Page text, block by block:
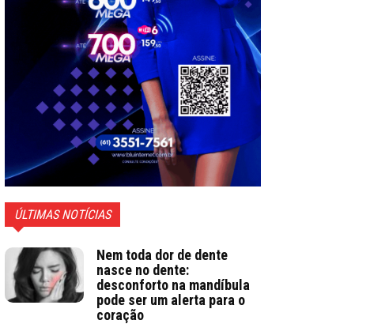
ÚLTIMAS NOTÍCIAS
Nem toda dor de dente
nasce no dente:
desconforto na mandíbula
pode ser um alerta para o
coração